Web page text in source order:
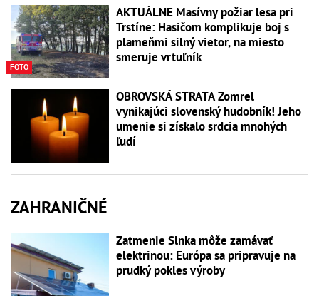
FOTO
AKTUÁLNE Masívny požiar lesa pri
Trstíne: Hasičom komplikuje boj s
plameňmi silný vietor, na miesto
smeruje vrtuľník
OBROVSKÁ STRATA Zomrel
vynikajúci slovenský hudobník! Jeho
umenie si získalo srdcia mnohých
ľudí
ZAHRANIČNÉ
Zatmenie Slnka môže zamávať
elektrinou: Európa sa pripravuje na
prudký pokles výroby